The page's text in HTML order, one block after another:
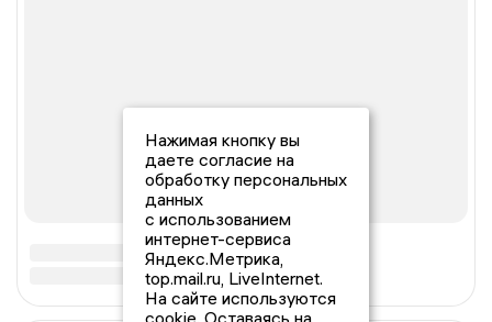
Нажимая кнопку вы
даете согласие на
обработку персональных
данных
с использованием
интернет-сервиса
Яндекс.Метрика,
top.mail.ru, LiveInternet.
На сайте используются
cookie. Оставаясь на